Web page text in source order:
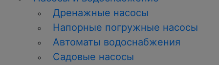
Дренажные насосы
Напорные погружные насосы
Автоматы водоснабжения
Садовые насосы